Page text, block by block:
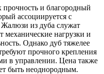
и благородный
ассоциируется с
из дуба служат
механические нагрузки и
Однако дуб тяжелее
прочного крепления
в управлении. Цена также
быть неоднородным.